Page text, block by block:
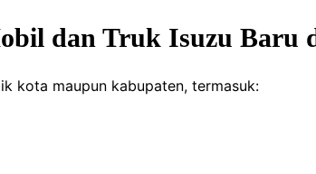
dan Truk Isuzu Baru
kota maupun kabupaten, termasuk: